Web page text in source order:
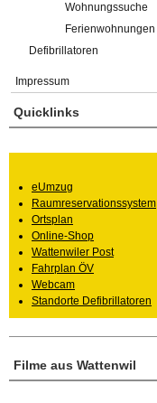
Wohnungssuche
Ferienwohnungen
Defibrillatoren
Impressum
Filme aus Wattenwil
Quicklinks
eUmzug
Raumreservationssystem
Ortsplan
Online-Shop
Wattenwiler Post
Fahrplan ÖV
Webcam
Standorte Defibrillatoren